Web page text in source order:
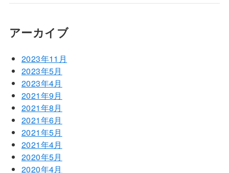
アーカイブ
2023年11月
2023年5月
2023年4月
2021年9月
2021年8月
2021年6月
2021年5月
2021年4月
2020年5月
2020年4月